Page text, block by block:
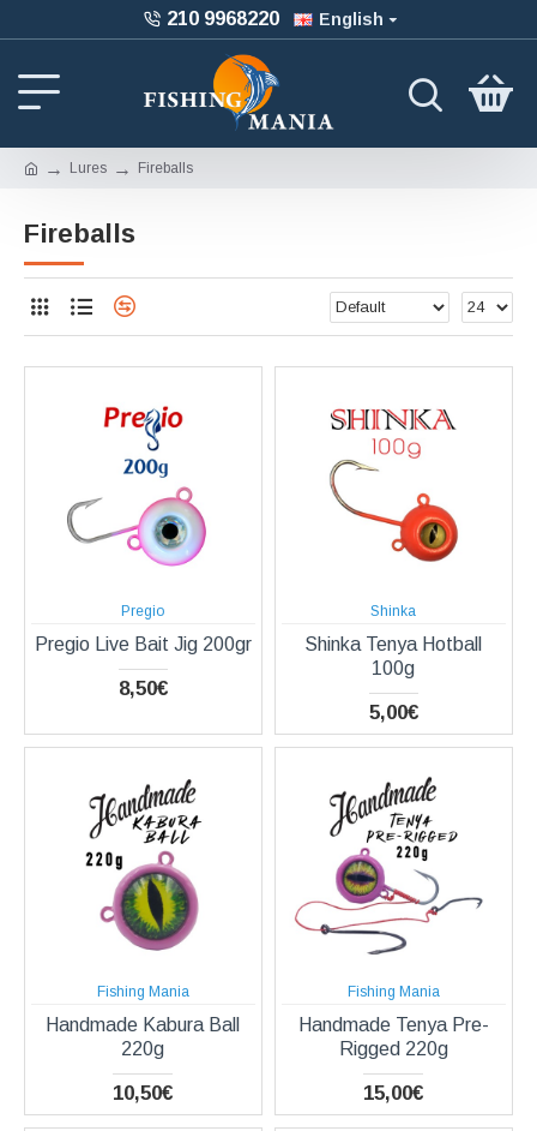
210 9968220 English
Lures Fireballs
Fireballs
Pregio
Pregio Live Bait Jig 200gr
8,50€
Shinka
Shinka Tenya Hotball
100g
5,00€
Fishing Mania
Handmade Kabura Ball
220g
10,50€
Fishing Mania
Handmade Tenya Pre-
Rigged 220g
15,00€